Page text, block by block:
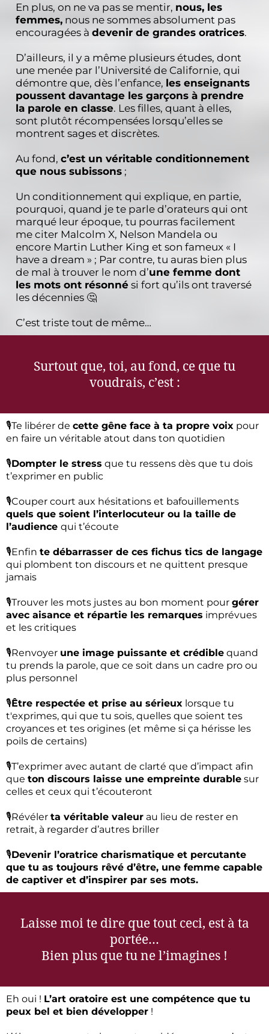
En plus, on ne va pas se mentir, nous, les
femmes, nous ne sommes absolument pas
encouragées à devenir de grandes oratrices.
D’ailleurs, il y a même plusieurs études, dont
une menée par l’Université de Californie, qui
démontre que, dès l’enfance, les enseignants
poussent davantage les garçons à prendre
la parole en classe. Les filles, quant à elles,
sont plutôt récompensées lorsqu’elles se
montrent sages et discrètes.
Au fond, c’est un véritable conditionnement
que nous subissons ;
Un conditionnement qui explique, en partie,
pourquoi, quand je te parle d’orateurs qui ont
marqué leur époque, tu pourras facilement
me citer Malcolm X, Nelson Mandela ou
encore Martin Luther King et son fameux « I
have a dream » ; Par contre, tu auras bien plus
de mal à trouver le nom d’une femme dont
les mots ont résonné si fort qu’ils ont traversé
les décennies 🤔
C’est triste tout de même…
Surtout que, toi, au fond, ce que tu
voudrais, c’est :
🎙️Te libérer de cette gêne face à ta propre voix pour
en faire un véritable atout dans ton quotidien
🎙️Dompter le stress que tu ressens dès que tu dois
t’exprimer en public
🎙️Couper court aux hésitations et bafouillements
quels que soient l’interlocuteur ou la taille de
l’audience qui t’écoute
🎙️Enfin te débarrasser de ces fichus tics de langage
qui plombent ton discours et ne quittent presque
jamais
🎙️Trouver les mots justes au bon moment pour gérer
avec aisance et répartie les remarques imprévues
et les critiques
🎙️Renvoyer une image puissante et crédible quand
tu prends la parole, que ce soit dans un cadre pro ou
plus personnel
🎙️Être respectée et prise au sérieux lorsque tu
t'exprimes, qui que tu sois, quelles que soient tes
croyances et tes origines (et même si ça hérisse les
poils de certains)
🎙️T’exprimer avec autant de clarté que d’impact afin
que ton discours laisse une empreinte durable sur
celles et ceux qui t’écouteront
🎙️Révéler ta véritable valeur au lieu de rester en
retrait, à regarder d’autres briller
🎙️Devenir l’oratrice charismatique et percutante
que tu as toujours rêvé d’être, une femme capable
de captiver et d’inspirer par ses mots.
Laisse moi te dire que tout ceci, est à ta
portée…
Bien plus que tu ne l’imagines !
Eh oui ! L’art oratoire est une compétence que tu
peux bel et bien développer !